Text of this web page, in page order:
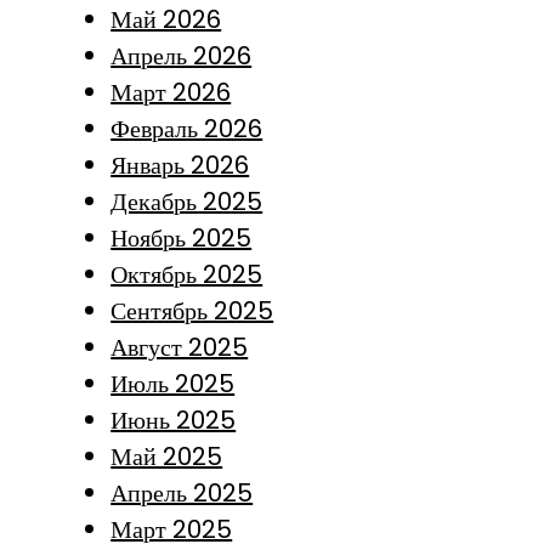
Май 2026
Апрель 2026
Март 2026
Февраль 2026
Январь 2026
Декабрь 2025
Ноябрь 2025
Октябрь 2025
Сентябрь 2025
Август 2025
Июль 2025
Июнь 2025
Май 2025
Апрель 2025
Март 2025